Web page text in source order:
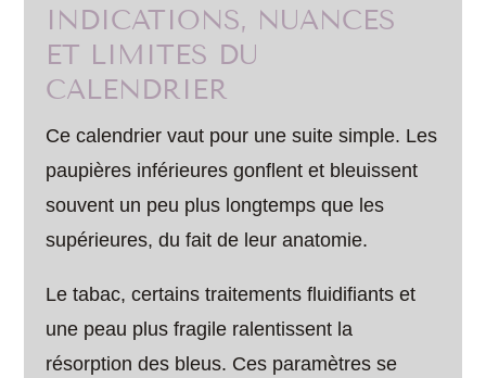
INDICATIONS, NUANCES
ET LIMITES DU
CALENDRIER
Ce calendrier vaut pour une suite simple. Les
paupières inférieures gonflent et bleuissent
souvent un peu plus longtemps que les
supérieures, du fait de leur anatomie.
Le tabac, certains traitements fluidifiants et
une peau plus fragile ralentissent la
résorption des bleus. Ces paramètres se